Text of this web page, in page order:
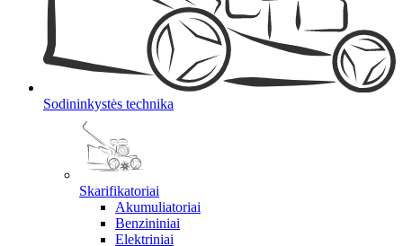
Sodininkystės technika
Skarifikatoriai
Akumuliatoriai
Benzininiai
Elektriniai